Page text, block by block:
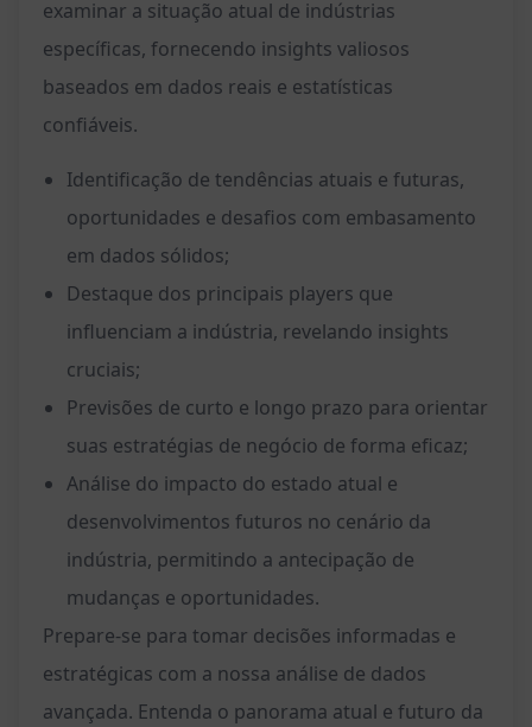
examinar a situação atual de indústrias
específicas, fornecendo insights valiosos
baseados em dados reais e estatísticas
confiáveis.
Identificação de tendências atuais e futuras,
oportunidades e desafios com embasamento
em dados sólidos;
Destaque dos principais players que
influenciam a indústria, revelando insights
cruciais;
Previsões de curto e longo prazo para orientar
suas estratégias de negócio de forma eficaz;
Análise do impacto do estado atual e
desenvolvimentos futuros no cenário da
indústria, permitindo a antecipação de
mudanças e oportunidades.
Prepare-se para tomar decisões informadas e
estratégicas com a nossa análise de dados
avançada. Entenda o panorama atual e futuro da